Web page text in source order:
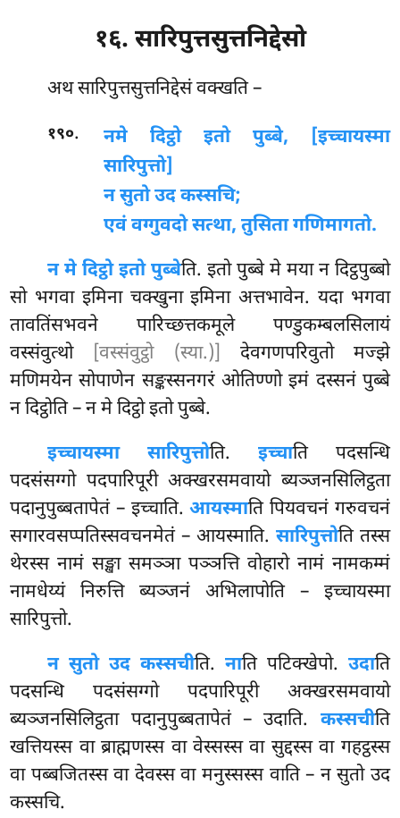
१६. सारिपुत्तसुत्तनिद्देसो
अथसारिपुत्तसुत्तनिद्देसं वक्खति –
१९०. नमे दिट्ठो इतो पुब्बे, [इच्चायस्मा
सारिपुत्तो]
न सुतो उद कस्सचि;
एवं वग्गुवदो सत्था, तुसिता गणिमागतो.
न मे दिट्ठो इतो पुब्बेति. इतो पुब्बे मे मया न दिट्ठपुब्बो
सो भगवा इमिना चक्खुना इमिना अत्तभावेन. यदा भगवा
तावतिंसभवने पारिच्छत्तकमूले पण्डुकम्बलसिलायं
वस्संवुत्थो
[वस्संवुट्ठो (स्या.)] देवगणपरिवुतो मज्झे
मणिमयेन सोपाणेन सङ्कस्सनगरं ओतिण्णो इमं दस्सनं पुब्बे
न दिट्ठोति – न मे दिट्ठो इतो पुब्बे.
इच्चायस्मा सारिपुत्तोति. इच्चाति पदसन्धि
पदसंसग्गो पदपारिपूरी अक्खरसमवायो ब्यञ्जनसिलिट्ठता
पदानुपुब्बतापेतं – इच्चाति.आयस्माति पियवचनं गरुवचनं
सगारवसप्पतिस्सवचनमेतं – आयस्माति. सारिपुत्तोति तस्स
थेरस्स नामं सङ्खा समञ्ञा पञ्ञत्ति वोहारो नामं नामकम्मं
नामधेय्यं निरुत्ति ब्यञ्जनं अभिलापोति – इच्चायस्मा
सारिपुत्तो.
न सुतो उद कस्सचीति. नाति पटिक्खेपो. उदाति
पदसन्धिपदसंसग्गो पदपारिपूरी अक्खरसमवायो
ब्यञ्जनसिलिट्ठता पदानुपुब्बतापेतं – उदाति. कस्सचीति
खत्तियस्स वा ब्राह्मणस्स वा वेस्सस्स वा सुद्दस्स वा गहट्ठस्स
वा पब्बजितस्स वा देवस्स वा मनुस्सस्स वाति – न सुतो उद
कस्सचि.